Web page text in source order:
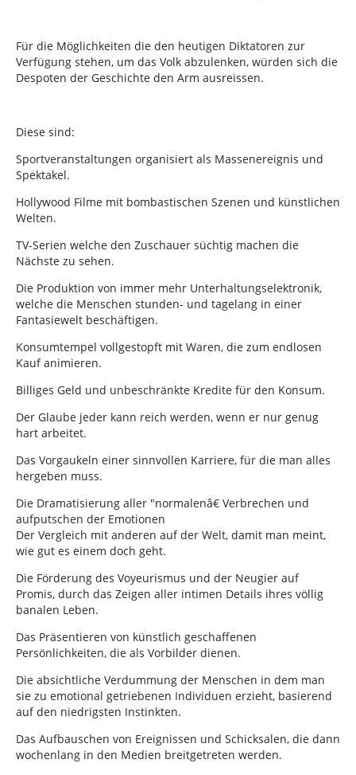
Für die Möglichkeiten die den heutigen Diktatoren zur
Verfügung stehen, um das Volk abzulenken, würden sich die
Despoten der Geschichte den Arm ausreissen.
Diese sind:
Sportveranstaltungen organisiert als Massenereignis und
Spektakel.
Hollywood Filme mit bombastischen Szenen und künstlichen
Welten.
TV-Serien welche den Zuschauer süchtig machen die
Nächste zu sehen.
Die Produktion von immer mehr Unterhaltungselektronik,
welche die Menschen stunden- und tagelang in einer
Fantasiewelt beschäftigen.
Konsumtempel vollgestopft mit Waren, die zum endlosen
Kauf animieren.
Billiges Geld und unbeschränkte Kredite für den Konsum.
Der Glaube jeder kann reich werden, wenn er nur genug
hart arbeitet.
Das Vorgaukeln einer sinnvollen Karriere, für die man alles
hergeben muss.
Die Dramatisierung aller "normalenâ€ Verbrechen und
aufputschen der Emotionen
Der Vergleich mit anderen auf der Welt, damit man meint,
wie gut es einem doch geht.
Die Förderung des Voyeurismus und der Neugier auf
Promis, durch das Zeigen aller intimen Details ihres völlig
banalen Leben.
Das Präsentieren von künstlich geschaffenen
Persönlichkeiten, die als Vorbilder dienen.
Die absichtliche Verdummung der Menschen in dem man
sie zu emotional getriebenen Individuen erzieht, basierend
auf den niedrigsten Instinkten.
Das Aufbauschen von Ereignissen und Schicksalen, die dann
wochenlang in den Medien breitgetreten werden.